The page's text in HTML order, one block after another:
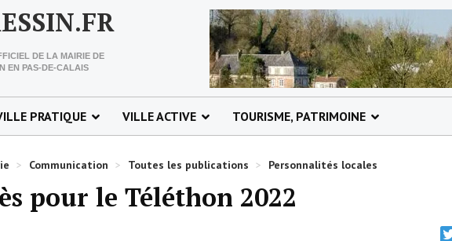
DE LA MAIRIE DE
EN PAS-DE-CALAIS
PRATIQUE VILLE ACTIVE TOURISME, PATRIMOINE
> Communication > Toutes les publications > Personnalités locales
pour le Téléthon 2022